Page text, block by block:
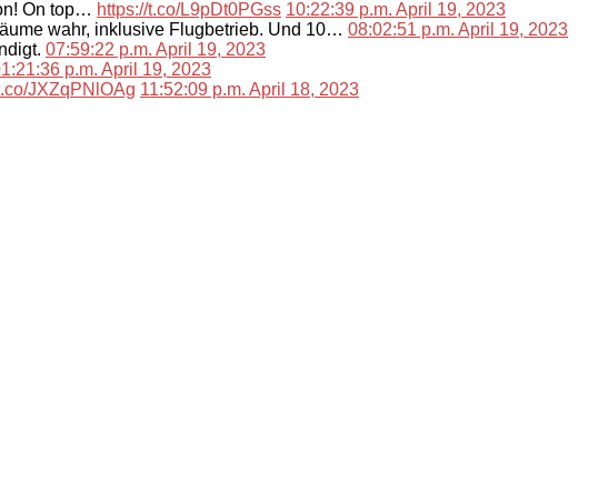
On top… https://t.co/L9pDt0PGss 10:22:39 p.m. April 19, 2023
wahr, inklusive Flugbetrieb. Und 10… 08:02:51 p.m. April 19, 2023
07:59:22 p.m. April 19, 2023
p.m. April 19, 2023
JXZqPNlOAg 11:52:09 p.m. April 18, 2023